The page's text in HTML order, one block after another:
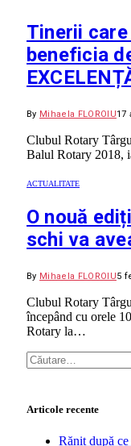
Tinerii
beneficia
By Mihaela FLOROIU17
Clubul Rotary
Balul Rotary 2018,
ACTUALITATE
O nouă
schi va
By Mihaela FLOROIU5
Clubul Rotary
începând cu orele
Rotary la…
Caută
după:
Articole recente
Rănit după